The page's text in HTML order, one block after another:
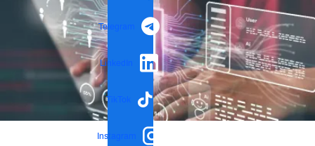
Telegram
LinkedIn
TikTok
Instagram